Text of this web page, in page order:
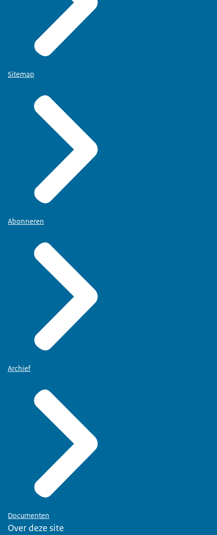
Sitemap
Abonneren
Archief
Documenten
Over deze site